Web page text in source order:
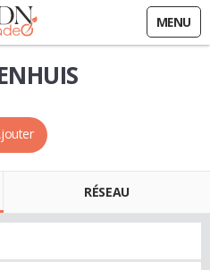
MENU
RÉSEAU